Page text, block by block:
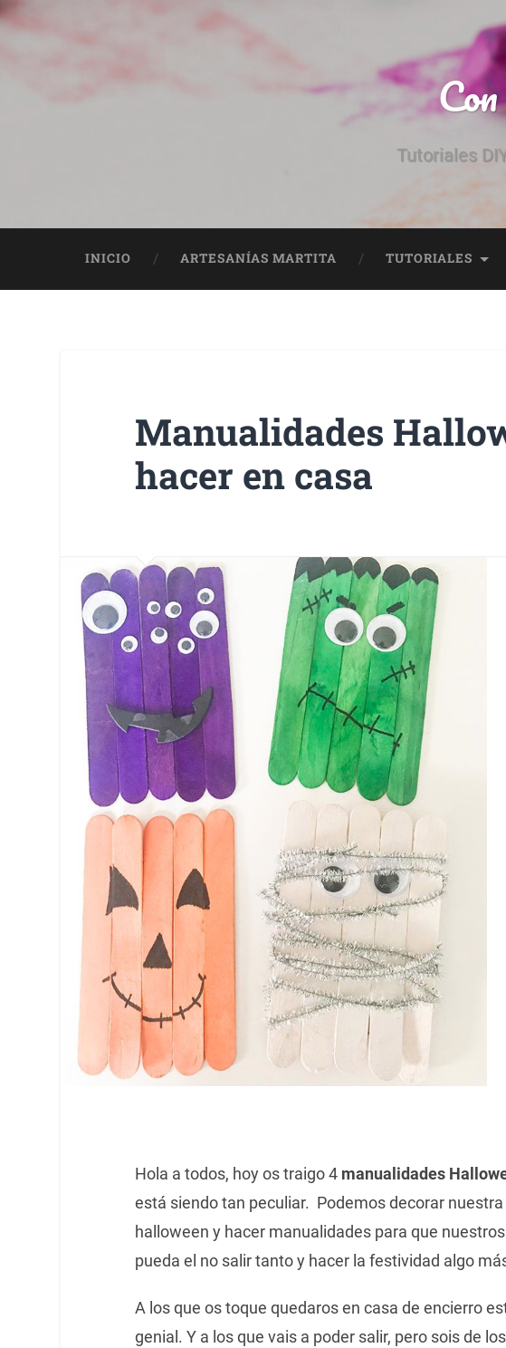
Tutoriales
INICIO ARTESANÍAS MARTITA TUTORIALES
Manualidades
hacer en casa
Hola a todos, hoy os traigo 4 manualidades
está siendo tan peculiar. Podemos decorar
halloween y hacer manualidades para que
pueda el no salir tanto y hacer la festividad algo
A los que os toque quedaros en casa de encierro
genial. Y a los que vais a poder salir, pero sois de